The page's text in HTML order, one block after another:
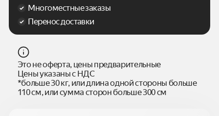
Многоместные заказы
Перенос доставки
Это не оферта, цены предварительные
Цены указаны с НДС
*больше 30 кг, или длина одной стороны больше
110 см, или сумма сторон больше 300 см